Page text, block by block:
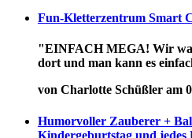
Fun-Kletterzentrum Smart
"EINFACH MEGA! Wir
dort und man kann es
von Charlotte Schüßler am
Humorvoller Zauberer +
Kindergeburtstag und jedes